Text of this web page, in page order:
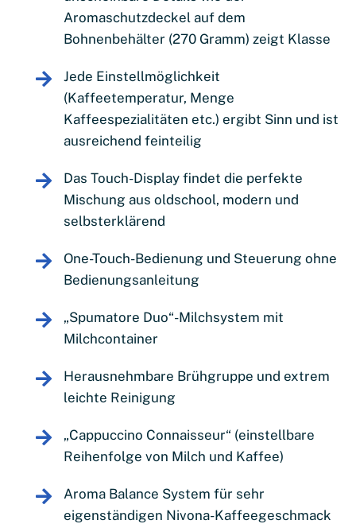
Aromaschutzdeckel auf dem
Bohnenbehälter (270 Gramm) zeigt Klasse
Jede Einstellmöglichkeit
(Kaffeetemperatur, Menge
Kaffeespezialitäten etc.) ergibt Sinn und ist
ausreichend feinteilig
Das Touch-Display findet die perfekte
Mischung aus oldschool, modern und
selbsterklärend
One-Touch-Bedienung und Steuerung ohne
Bedienungsanleitung
„Spumatore Duo“-Milchsystem mit
Milchcontainer
Herausnehmbare Brühgruppe und extrem
leichte Reinigung
„Cappuccino Connaisseur“ (einstellbare
Reihenfolge von Milch und Kaffee)
Aroma Balance System für sehr
eigenständigen Nivona-Kaffeegeschmack